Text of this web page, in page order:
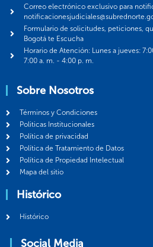
Correo electrónico exclusivo para
Formulario de solicitudes, peticiones,
Bogotá te Escucha
Horario de Atención: Lunes a jueves:
7:00 a. m. - 4:00 p. m.
Sobre Nosotros
Términos y Condiciones
Politicas Institucionales
Política de privacidad
Política de Tratamiento de Datos
Política de Propiedad Intelectual
Mapa del sitio
Histórico
Histórico
Social Media